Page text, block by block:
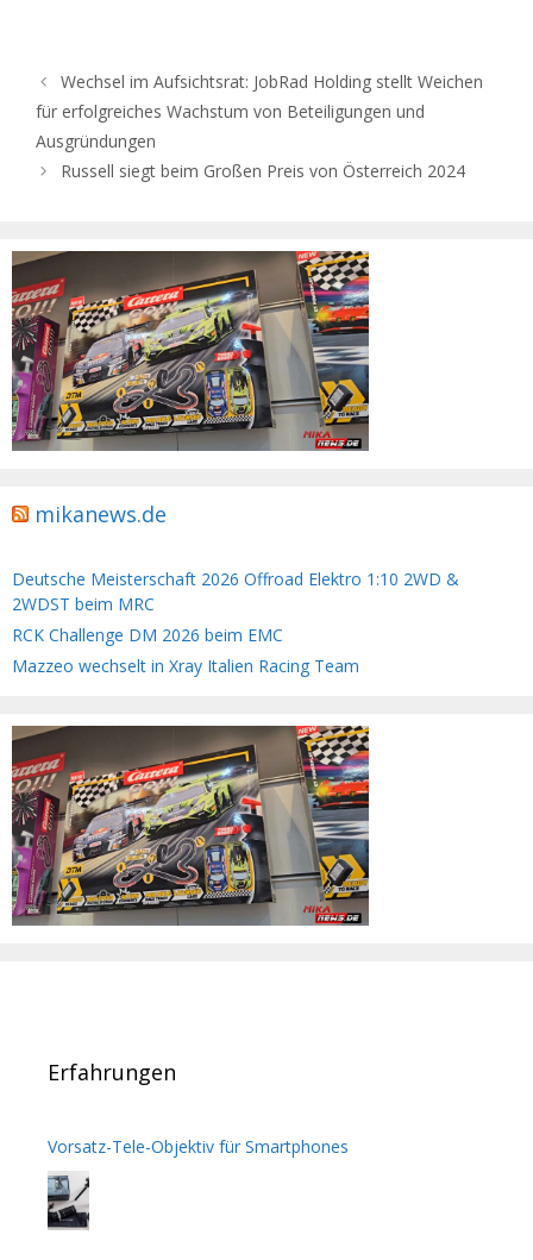
Wechsel im Aufsichtsrat: JobRad Holding stellt Weichen
für erfolgreiches Wachstum von Beteiligungen und
Ausgründungen
Russell siegt beim Großen Preis von Österreich 2024
mikanews.de
Deutsche Meisterschaft 2026 Offroad Elektro 1:10 2WD &
2WDST beim MRC
RCK Challenge DM 2026 beim EMC
Mazzeo wechselt in Xray Italien Racing Team
Erfahrungen
Vorsatz-Tele-Objektiv für Smartphones